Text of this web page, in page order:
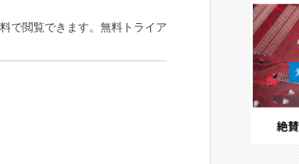
で閲覧できます。無料トライア